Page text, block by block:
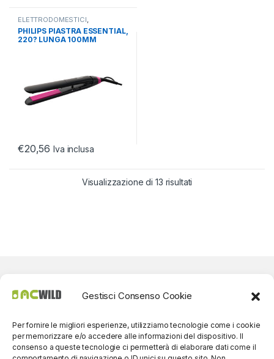
Gestisci Consenso Cookie
Per fornire le migliori esperienze, utilizziamo tecnologie come i cookie
per memorizzare e/o accedere alle informazioni del dispositivo. Il
consenso a queste tecnologie ci permetterà di elaborare dati come il
ELETTRODOMESTICI,
HEALTHCARE,PHON E PIASTRE
CAPELLI
PHILIPS PIASTRA ESSENTIAL,
220? LUNGA 100MM
€20,56 Iva inclusa
Visualizzazione di 13 risultati